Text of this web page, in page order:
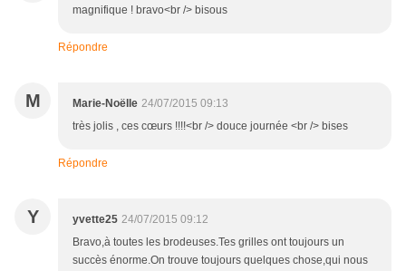
magnifique ! bravo<br /> bisous
Répondre
M Marie-Noëlle 24/07/2015 09:13
très jolis , ces cœurs !!!!<br /> douce journée <br /> bises
Répondre
Y yvette25 24/07/2015 09:12
Bravo,à toutes les brodeuses.Tes grilles ont toujours un
succès énorme.On trouve toujours quelques chose,qui nous